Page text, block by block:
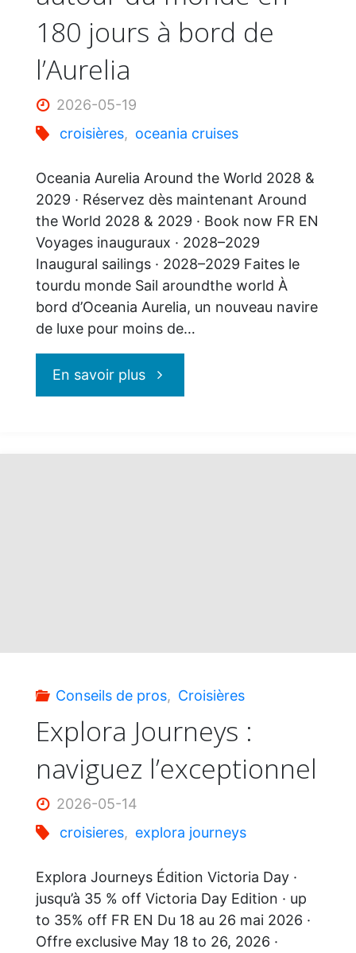
itinéraires
180 jours à bord de
l’Aurelia
2026-05-19
croisières, oceania cruises
Oceania Aurelia Around the World 2028 &
2029 · Réservez dès maintenant Around
the World 2028 & 2029 · Book now FR EN
Voyages inauguraux · 2028–2029
Inaugural sailings · 2028–2029 Faites le
tourdu monde Sail aroundthe world À
bord d’Oceania Aurelia, un nouveau navire
de luxe pour moins de…
En savoir plus"Oceania
à
de
l’Aurelia"
Conseils de pros, Croisières
Explora Journeys :
naviguez l’exceptionnel
2026-05-14
croisieres, explora journeys
Explora Journeys Édition Victoria Day ·
jusqu’à 35 % off Victoria Day Edition · up
to 35% off FR EN Du 18 au 26 mai 2026 ·
Offre exclusive May 18 to 26, 2026 ·